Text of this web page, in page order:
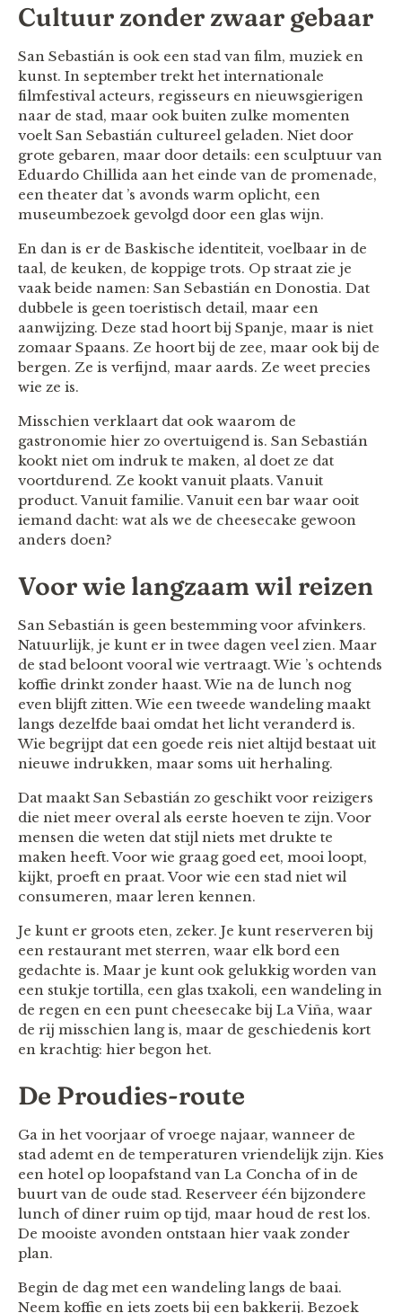
Cultuur zonder zwaar gebaar
San Sebastián is ook een stad van film, muziek en
kunst. In september trekt het internationale
filmfestival acteurs, regisseurs en nieuwsgierigen
naar de stad, maar ook buiten zulke momenten
voelt San Sebastián cultureel geladen. Niet door
grote gebaren, maar door details: een sculptuur van
Eduardo Chillida aan het einde van de promenade,
een theater dat ’s avonds warm oplicht, een
museumbezoek gevolgd door een glas wijn.
En dan is er de Baskische identiteit, voelbaar in de
taal, de keuken, de koppige trots. Op straat zie je
vaak beide namen: San Sebastián en Donostia. Dat
dubbele is geen toeristisch detail, maar een
aanwijzing. Deze stad hoort bij Spanje, maar is niet
zomaar Spaans. Ze hoort bij de zee, maar ook bij de
bergen. Ze is verfijnd, maar aards. Ze weet precies
wie ze is.
Misschien verklaart dat ook waarom de
gastronomie hier zo overtuigend is. San Sebastián
kookt niet om indruk te maken, al doet ze dat
voortdurend. Ze kookt vanuit plaats. Vanuit
product. Vanuit familie. Vanuit een bar waar ooit
iemand dacht: wat als we de cheesecake gewoon
anders doen?
Voor wie langzaam wil reizen
San Sebastián is geen bestemming voor afvinkers.
Natuurlijk, je kunt er in twee dagen veel zien. Maar
de stad beloont vooral wie vertraagt. Wie ’s ochtends
koffie drinkt zonder haast. Wie na de lunch nog
even blijft zitten. Wie een tweede wandeling maakt
langs dezelfde baai omdat het licht veranderd is.
Wie begrijpt dat een goede reis niet altijd bestaat uit
nieuwe indrukken, maar soms uit herhaling.
Dat maakt San Sebastián zo geschikt voor reizigers
die niet meer overal als eerste hoeven te zijn. Voor
mensen die weten dat stijl niets met drukte te
maken heeft. Voor wie graag goed eet, mooi loopt,
kijkt, proeft en praat. Voor wie een stad niet wil
consumeren, maar leren kennen.
Je kunt er groots eten, zeker. Je kunt reserveren bij
een restaurant met sterren, waar elk bord een
gedachte is. Maar je kunt ook gelukkig worden van
een stukje tortilla, een glas txakoli, een wandeling in
de regen en een punt cheesecake bij La Viña, waar
de rij misschien lang is, maar de geschiedenis kort
en krachtig: hier begon het.
De Proudies-route
Ga in het voorjaar of vroege najaar, wanneer de
stad ademt en de temperaturen vriendelijk zijn. Kies
een hotel op loopafstand van La Concha of in de
buurt van de oude stad. Reserveer één bijzondere
lunch of diner ruim op tijd, maar houd de rest los.
De mooiste avonden ontstaan hier vaak zonder
plan.
Begin de dag met een wandeling langs de baai.
Neem koffie en iets zoets bij een bakkerij. Bezoek